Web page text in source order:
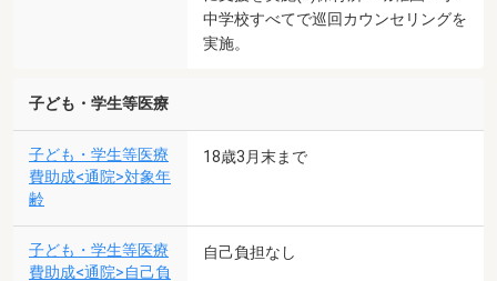
中学校すべてで巡回カウンセリングを
実施。
子ども・学生等医療
子ども・学生等医療
費助成<通院>対象年
齢
18歳3月末まで
子ども・学生等医療
費助成<通院>自己負
自己負担なし